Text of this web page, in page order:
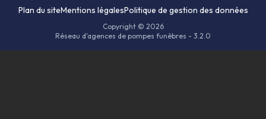
Plan du siteMentions légalesPolitique de gestion des données
Copyright © 2026
Réseau d'agences de pompes funèbres - 3.2.0